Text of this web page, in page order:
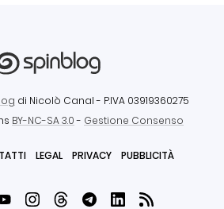
di Nicolò Canal - P.IVA 03919360275
BY-NC-SA 3.0- Gestione Consenso
LEGAL PRIVACY PUBBLICITÀ